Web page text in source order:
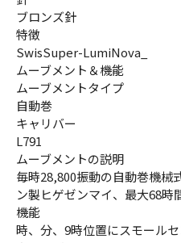
ブロンズ針
特徴
SwisSuper-LumiNova_
ムーブメント＆機能
ムーブメントタイプ
自動巻
キャリバー
L791
ムーブメントの説明
毎時28,800振動の自動巻機械
ン製ヒゲゼンマイ、最大68時
機能
時、分、9時位置にスモール